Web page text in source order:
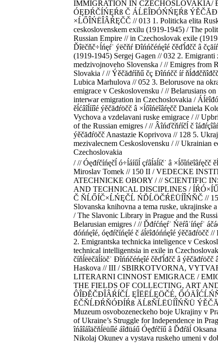
IMMIGRATION IN CZECHOSLOVAKIA/
ÓĘĐŔČÍŃĘŔß Č ÁĹËÎĐÓŃŃĘŔß
×ĹŐÎŃËÎÂŔĘČČ // 013 1. Politicka elita
ceskoslovenskem exilu (1919-1945) / The
Russian Empire // in Czechoslovak exile
Ďîëčňč÷ĺńęŕ˙ ýëčňŕ Đîńńčéńęîé čěďĺđčč â
(1919-1945) Sergej Gagen // 032 2. Emigranti
medzivojnoveho Slovenska / // Emigres from
Slovakia / // Ýěčăđŕíňű čç Đîńńčč íŕ
Lubica Marhulova // 052 3. Belorusove na
emigrace v Ceskoslovensku / // Belarusians
interwar emigration in Czechoslovakia /
ěĺćâîĺííîé ýěčăđŕöčč â ×ĺőîńëîâŕęčč Daniela
Vychova a vzdelavani ruske emigrace / //
of the Russian emigres / // Âîńďčňŕíčĺ č
ýěčăđŕöčč Anastazie Koprivova // 128 5.
mezivalecnem Ceskoslovensku / // Ukrainian
Czechoslovakia
/ // Óęđŕčíńęčĺ ó÷ĺáíűĺ çŕâĺäĺíč˙ â ×ĺőîńëîâŕęčč
Miroslav Tomek // 150 II / VEDECKE
ATECHNICKE OBORY / // SCIENTIFIC
AND TECHNICAL DISCIPLINES /
Č ŇĹŐÍČ×ĹŃĘČĹ ŃĎĹÖČŔËÜÍÎŃŇČ //
Slovanska knihovna a tema ruske, ukrajinske
/ The Slavonic Library in Prague and the
Belarusian emigres / // Ďđŕćńęŕ˙ Ńëŕâ˙íńęŕ˙
đóńńęîé, óęđŕčíńęîé č áĺëîđóńńęîé ýěčăđŕöčč
2. Emigrantska technicka inteligence v
technical intelligentsia in exile in
číňĺëëčăĺíöč˙ Đîńńčéńęîé čěďĺđčč â ýěčăđŕöčč
Haskova // III / SBIRKOTVORNA,
LITERARNI CINNOST EMIGRACE /
THE FIELDS OF COLLECTING, ART
ÔÎĐĚČĐÎÂŔÍČĹ ĘÎËËĹĘÖČÉ,
ËČŇĹĐŔŇÓĐÍŔß ÄĹßŇĹËÜÍÎŃŇÜ
Muzeum osvobozeneckeho boje Ukrajiny v
of Ukraine’s Struggle for Independence in
îńâîáîäčňĺëüíîé áîđüáű Óęđŕčíű â Ďđŕăĺ Oksana
Nikolaj Okunev a vystava ruskeho umeni v